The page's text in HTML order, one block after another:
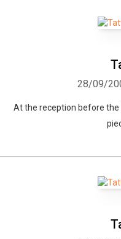
28/09/
At the reception before